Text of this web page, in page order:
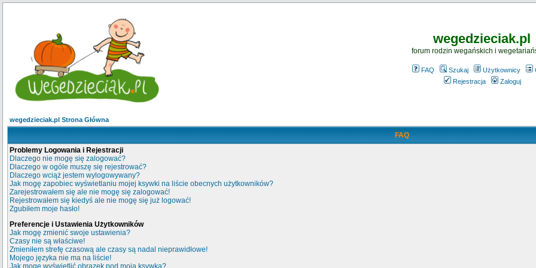
wegedzieciak.pl
forum rodzin wegańskich i
FAQ Szukaj Użytkownicy
Rejestracja
Zaloguj
wegedzieciak.pl Strona Główna
FAQ
Problemy Logowania i Rejestracji
Dlaczego nie mogę się zalogować?
Dlaczego w ogóle muszę się rejestrować?
Dlaczego wciąż jestem wylogowywany?
Jak mogę zapobiec wyświetlaniu mojej ksywki na liście obecnych użytkowników?
Zarejestrowałem się ale nie mogę się zalogować!
Rejestrowałem się kiedyś ale nie mogę się już logować!
Zgubiłem moje hasło!
Preferencje i Ustawienia Użytkowników
Jak mogę zmienić swoje ustawienia?
Czasy nie są właściwe!
Zmieniłem strefę czasową ale czasy są nadal nieprawidłowe!
Mojego języka nie ma na liście!
Jak mogę wyświetlić obrazek pod moją ksywką?